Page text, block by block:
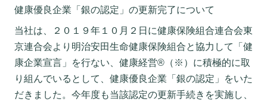
健康優良企業「銀の認定」の更新完了について
当社は、２０１９年１０月２日に健康保険組合連合会東
京連合会より明治安田生命健康保険組合と協力して「健
康企業宣言」を行ない、健康経営®（※）に積極的に取
り組んでいるとして、健康優良企業「銀の認定」をいた
だきました。今年度も当該認定の更新手続きを実施し、